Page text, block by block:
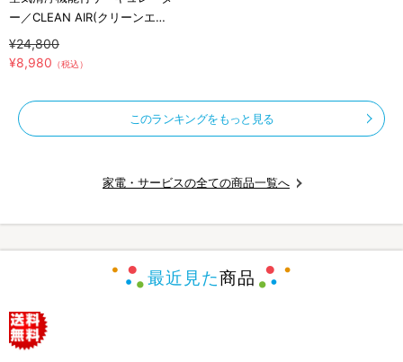
ー／CLEAN AIR(クリーンエア
ー)／THREEUP(スリーアップ)
／軽量コンパクト／省エネ
¥24,800
¥8,980 （税込）
このランキングをもっと見る
家電・サービスの全ての商品一覧へ
最近見た商品